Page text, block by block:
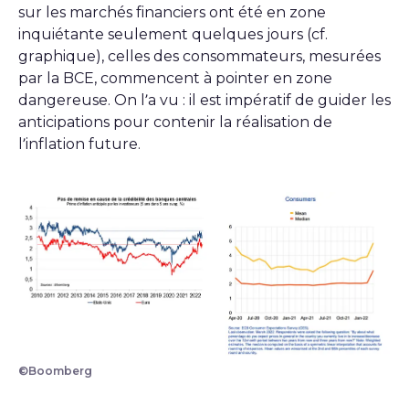
sur les marchés financiers ont été en zone
inquiétante seulement quelques jours (cf.
graphique), celles des consommateurs, mesurées
par la BCE, commencent à pointer en zone
dangereuse. On l’a vu : il est impératif de guider les
anticipations pour contenir la réalisation de
l’inflation future.
©Boomberg